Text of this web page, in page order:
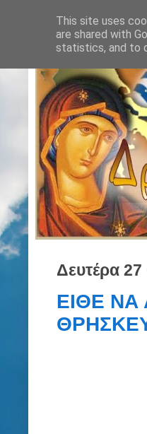
Δευτέρα
ΕΙΘΕ ΝΑ
This site uses
are shared with
statistics, and to